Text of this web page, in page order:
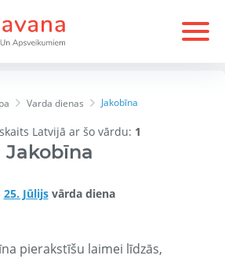
Varda dienas Jakobīna
Latvijā ar šo vārdu: 1
Jakobīna
25. Jūlijsvārda diena
pierakstīšu laimei līdzās,